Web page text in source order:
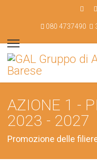
080 4737490
AZIONE 1 -
2023 - 2027
Promozione delle